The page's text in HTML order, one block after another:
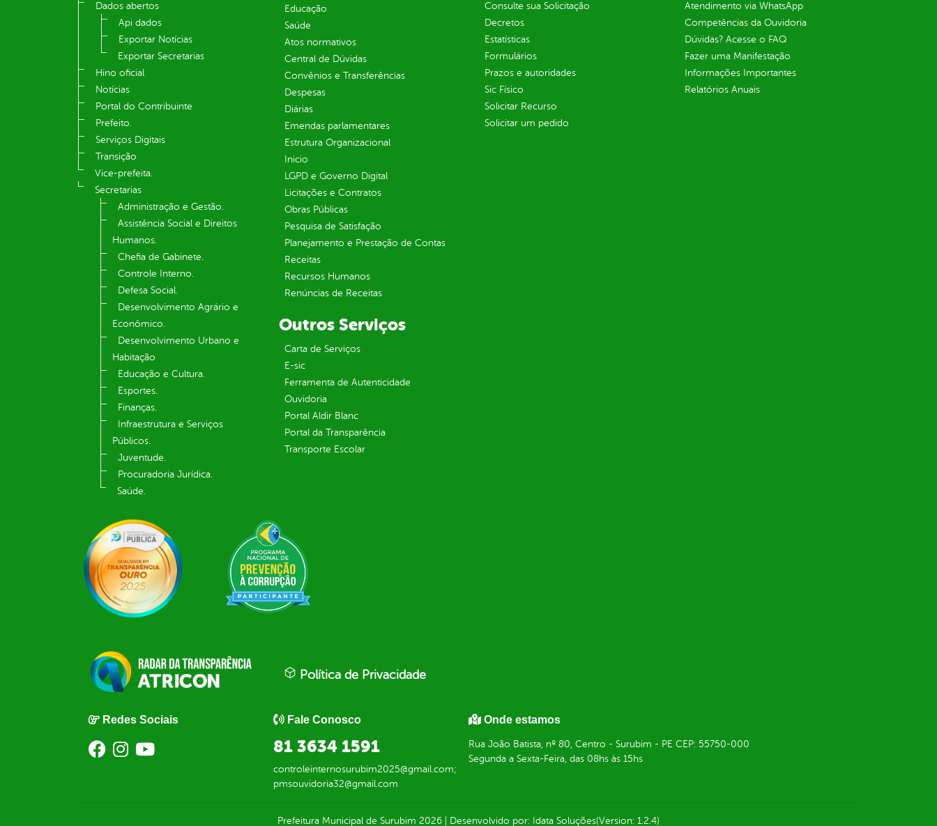
Dados abertos
Api dados
Exportar Notícias
Exportar Secretarias
Hino oficial
Notícias
Portal do Contribuinte
Prefeito.
Serviços Digitais
Transição
Vice-prefeita.
Secretarias
Administração e Gestão.
Assistência Social e Direitos
Humanos.
Chefia de Gabinete.
Controle Interno.
Defesa Social.
Desenvolvimento Agrário e
Econômico.
Desenvolvimento Urbano e
Habitação
Educação e Cultura.
Esportes.
Finanças.
Infraestrutura e Serviços
Públicos.
Juventude.
Procuradoria Jurídica.
Saúde.
Educação
Saúde
Atos normativos
Central de Dúvidas
Convênios e Transferências
Despesas
Diárias
Emendas parlamentares
Estrutura Organizacional
Inicio
LGPD e Governo Digital
Licitações e Contratos
Obras Públicas
Pesquisa de Satisfação
Planejamento e Prestação de Contas
Receitas
Recursos Humanos
Renúncias de Receitas
Consulte sua Solicitação
Decretos
Estatísticas
Formulários
Prazos e autoridades
Sic Físico
Solicitar Recurso
Solicitar um pedido
Atendimento via WhatsApp
Competências da Ouvidoria
Dúvidas? Acesse o FAQ
Fazer uma Manifestação
Informações Importantes
Relatórios Anuais
Outros Serviços
Carta de Serviços
E-sic
Ferramenta de Autenticidade
Ouvidoria
Portal Aldir Blanc
Portal da Transparência
Transporte Escolar
Política de Privacidade
Redes Sociais Fale Conosco
81 3634 1591
controleinternosurubim2025@gmail.com;
pmsouvidoria32@gmail.com
Onde estamos
Rua João Batista, nº 80, Centro - Surubim - PE CEP: 55750-000
Segunda a Sexta-Feira, das 08hs às 15hs
Prefeitura Municipal de Surubim 2026 Desenvolvido por: Idata Soluções(Version: 1.2.4)